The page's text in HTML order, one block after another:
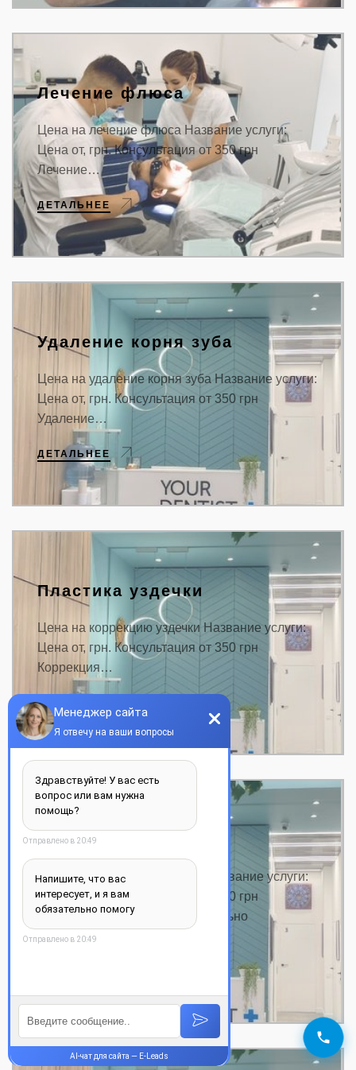
Лечение флюса
Цена на лечение флюса Название услуги:
Цена от, грн. Консультация от 350 грн
Лечение…
ДЕТАЛЬНЕЕ
Удаление корня зуба
Цена на удаление корня зуба Название услуги:
Цена от, грн. Консультация от 350 грн
Удаление…
ДЕТАЛЬНЕЕ
Пластика уздечки
Цена на коррекцию уздечки Название услуги:
Цена от, грн. Консультация от 350 грн
Коррекция…
ДЕТАЛЬНЕЕ
Вестибулопластика
Цена на вестибулопластику Название услуги:
Цена от, грн. Консультация от 350 грн
Вестибулопластика индивидуально
Вестибулопластика…